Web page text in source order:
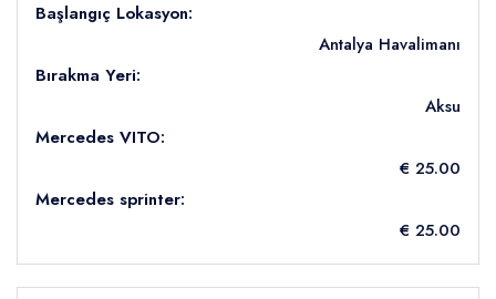
Başlangıç Lokasyon:
Antalya Havalimanı
Bırakma Yeri:
Aksu
Mercedes VITO:
€ 25.00
Mercedes sprinter:
€ 25.00